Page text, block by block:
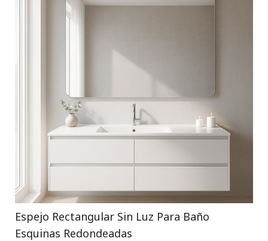
Espejo Rectangular Sin Luz Para Baño
Esquinas Redondeadas